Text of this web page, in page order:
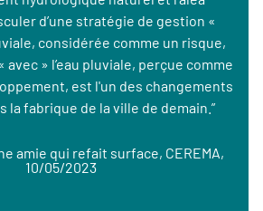
d’une stratégie de gestion «
considérée comme un risque,
» l’eau pluviale, perçue comme
est l'un des changements
la fabrique de la ville de demain.”
amie qui refait surface, CEREMA,
10/05/2023